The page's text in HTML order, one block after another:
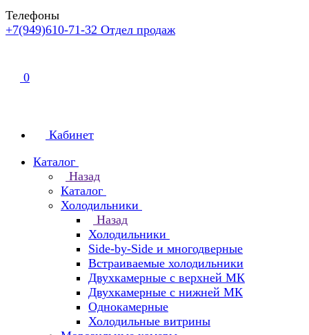
Телефоны
+7(949)610-71-32 Отдел продаж
0
Кабинет
Каталог
Назад
Каталог
Холодильники
Назад
Холодильники
Side-by-Side и многодверные
Встраиваемые холодильники
Двухкамерные с верхней МК
Двухкамерные с нижней МК
Однокамерные
Холодильные витрины